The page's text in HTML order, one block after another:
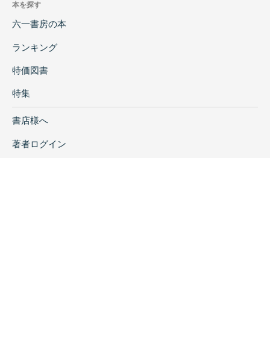
本を探す
六一書房の本
ランキング
特価図書
特集
書店様へ
著者ログイン